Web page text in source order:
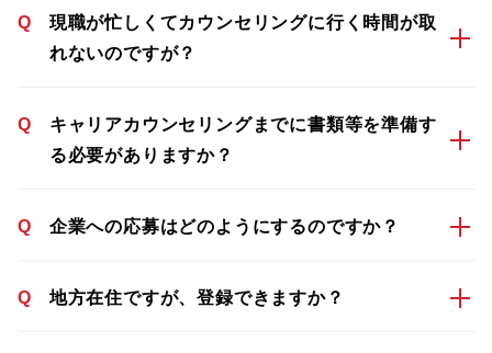
Q
現職が忙しくてカウンセリングに行く時間が取
れないのですが？
Q
キャリアカウンセリングまでに書類等を準備す
る必要がありますか？
Q 企業への応募はどのようにするのですか？
Q 地方在住ですが、登録できますか？